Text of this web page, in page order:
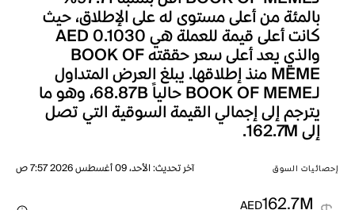
بالمئة من أعلى مستوى له على الإطلاق، حيث
كانت أعلى قيمة للعملة هي AED 0.1030
والذي يعد أعلى سعر حققته BOOK OF
MEME منذ إطلاقها. يبلغ العرض المتداول
لـBOOK OF MEME حالياً 68.87B، وهو ما
يترجم إلى إجمالي القيمة السوقية التي تصل
إلى 162.7M.
إحصائيات السوق آخر تحديث:الأحد، 09 أغسطس 2026 7:57 ص
162.7M
AED